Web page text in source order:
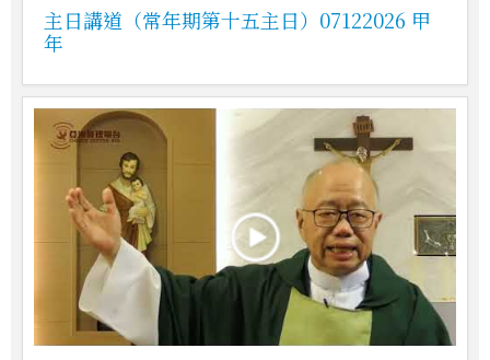
主日講道（常年期第十五主日）07122026 甲
年